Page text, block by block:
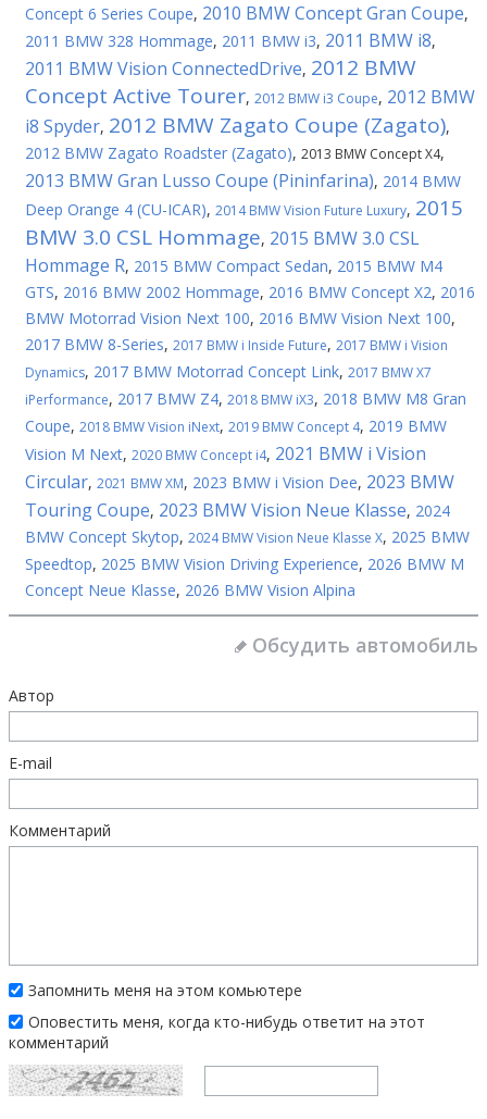
Concept 6 Series Coupe, 2010 BMW Concept Gran Coupe,
2011 BMW 328 Hommage, 2011 BMW i3, 2011 BMW i8,
2011 BMW Vision ConnectedDrive, 2012 BMW
Concept Active Tourer, 2012 BMW i3 Coupe, 2012 BMW
i8 Spyder, 2012 BMW Zagato Coupe (Zagato),
2012 BMW Zagato Roadster (Zagato), 2013 BMW Concept X4,
2013 BMW Gran Lusso Coupe (Pininfarina), 2014 BMW
Deep Orange 4 (CU-ICAR), 2014 BMW Vision Future Luxury, 2015
BMW 3.0 CSL Hommage, 2015 BMW 3.0 CSL
Hommage R, 2015 BMW Compact Sedan, 2015 BMW M4
GTS, 2016 BMW 2002 Hommage, 2016 BMW Concept X2, 2016
BMW Motorrad Vision Next 100, 2016 BMW Vision Next 100,
2017 BMW 8-Series, 2017 BMW i Inside Future, 2017 BMW i Vision
Dynamics, 2017 BMW Motorrad Concept Link, 2017 BMW X7
iPerformance, 2017 BMW Z4, 2018 BMW iX3, 2018 BMW M8 Gran
Coupe, 2018 BMW Vision iNext, 2019 BMW Concept 4, 2019 BMW
Vision M Next, 2020 BMW Concept i4, 2021 BMW i Vision
Circular, 2021 BMW XM, 2023 BMW i Vision Dee, 2023 BMW
Touring Coupe, 2023 BMW Vision Neue Klasse, 2024
BMW Concept Skytop, 2024 BMW Vision Neue Klasse X, 2025 BMW
Speedtop, 2025 BMW Vision Driving Experience, 2026 BMW M
Concept Neue Klasse, 2026 BMW Vision Alpina
Обсудить автомобиль
Автор
E-mail
Комментарий
Запомнить меня на этом комьютере
Оповестить меня, когда кто-нибудь ответит на этот
комментарий